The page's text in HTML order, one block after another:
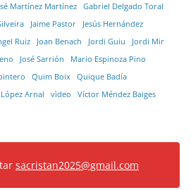
Martínez Martínez
Gabriel Delgado Toral
Jaime Pastor
Jesús Hernández
Ruiz Joan Benach Jordi Guiu
Jordi Mir
José Sarrión
Mario Espinoza Pino
Quim Boix
Quique Badía
Arnal vìdeo
Víctor Méndez Baiges
sacristan2025@gmail.com